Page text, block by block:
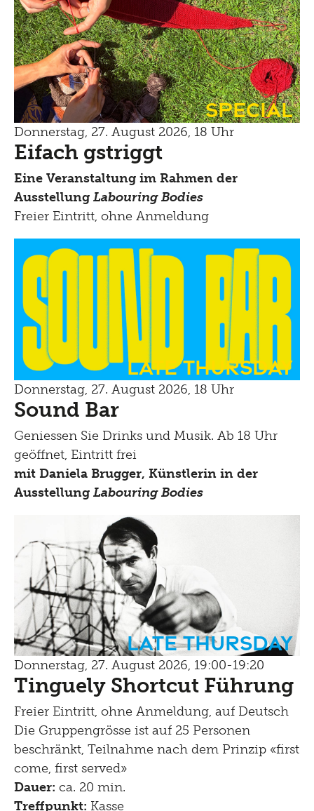
Special
Donnerstag, 27. August 2026, 18 Uhr
Eifach gstriggt
Eine Veranstaltung im Rahmen der
Ausstellung Labouring Bodies
Freier Eintritt, ohne Anmeldung
Late Thursday
Donnerstag, 27. August 2026, 18 Uhr
Sound Bar
Geniessen Sie Drinks und Musik. Ab 18 Uhr
geöffnet, Eintritt frei
mit Daniela Brugger, Künstlerin in der
Ausstellung Labouring Bodies
Late Thursday
Donnerstag, 27. August 2026, 19:00-19:20
Tinguely Shortcut Führung
Freier Eintritt, ohne Anmeldung, auf Deutsch
Die Gruppengrösse ist auf 25 Personen
beschränkt, Teilnahme nach dem Prinzip «first
come, first served»
Dauer: ca. 20 min.
Treffpunkt: Kasse